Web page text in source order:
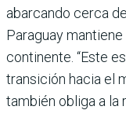
abarcando cerca
Paraguay
continente. “Este
transición hacia el
también obliga a la